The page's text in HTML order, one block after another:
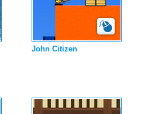
John Citizen